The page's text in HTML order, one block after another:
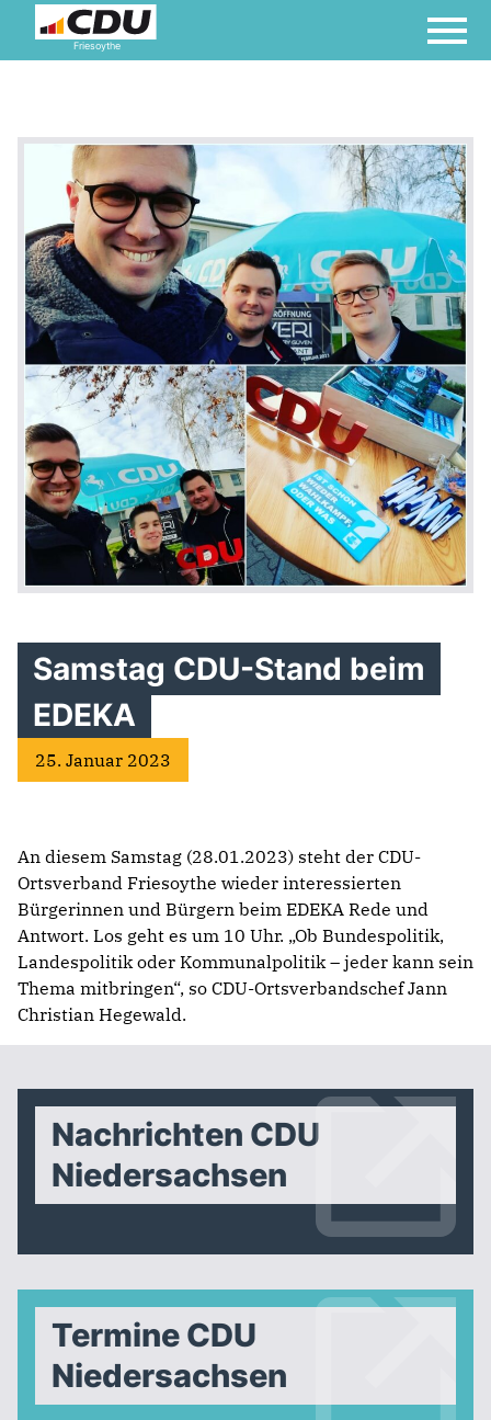
Friesoythe
Samstag CDU-Stand beim
EDEKA
25. Januar 2023
An diesem Samstag (28.01.2023) steht der CDU-
Ortsverband Friesoythe wieder interessierten
Bürgerinnen und Bürgern beim EDEKA Rede und
Antwort. Los geht es um 10 Uhr. „Ob Bundespolitik,
Landespolitik oder Kommunalpolitik – jeder kann sein
Thema mitbringen“, so CDU-Ortsverbandschef Jann
Christian Hegewald.
Nachrichten CDU
Niedersachsen
Termine CDU
Niedersachsen